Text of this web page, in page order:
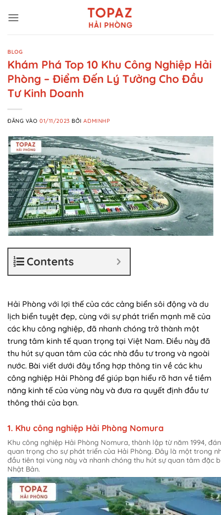
qua
BLOG
Khám Phá Top 10 Khu Công Nghiệp Hải
Phòng – Điểm Đến Lý Tưởng Cho Đầu
Tư Kinh Doanh
ĐĂNG VÀO01/11/2023 BỞIADMINHP
Contents
Hải Phòng với lợi thế của các cảng biển sôi động và du
lịch biển tuyệt đẹp, cùng với sự phát triển mạnh mẽ của
các khu công nghiệp, đã nhanh chóng trở thành một
trung tâm kinh tế quan trọng tại Việt Nam. Điều này đã
thu hút sự quan tâm của các nhà đầu tư trong và ngoài
nước. Bài viết dưới đây tổng hợp thông tin về các khu
công nghiệp Hải Phòng để giúp bạn hiểu rõ hơn về tiềm
năng kinh tế của vùng này và đưa ra quyết định đầu tư
thông thái của bạn.
1. Khu công nghiệp Hải Phòng Nomura
Khu công nghiệp Hải Phòng Nomura, thành lập từ năm 1994,
quan trọng cho sự phát triển của Hải Phòng. Đây là một trong
đầu tiên tại vùng này và nhanh chóng thu hút sự quan tâm đặc
Nhật Bản.